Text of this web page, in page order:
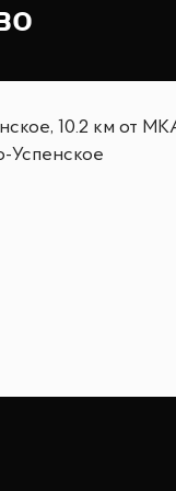
10.2 км от
Успенское